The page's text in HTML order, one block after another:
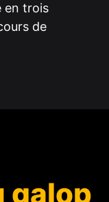
en trois
de
galop